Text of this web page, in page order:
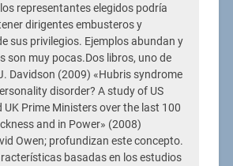
representantes elegidos podría
dirigentes embusteros y
sus privilegios. Ejemplos abundan y
son muy pocas.Dos libros, uno de
Davidson (2009) «Hubris syndrome
disorder? A study of US
UK Prime Ministers over the last 100
and in Power» (2008)
Owen; profundizan este concepto.
basadas en los estudios